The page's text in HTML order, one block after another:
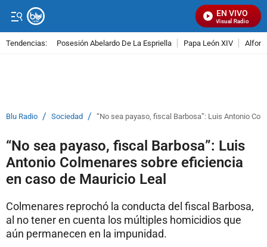
EN VIVO
Señal Visual Radio
Tendencias: Posesión Abelardo De La Espriella Papa León XIV
Blu Radio / Sociedad / “No sea payaso, fiscal Barbosa”: Luis Antonio
“No sea payaso, fiscal Barbosa”: Luis
Antonio Colmenares sobre eficiencia
en caso de Mauricio Leal
Colmenares reprochó la conducta del fiscal Barbosa,
al no tener en cuenta los múltiples homicidios que
aún permanecen en la impunidad.